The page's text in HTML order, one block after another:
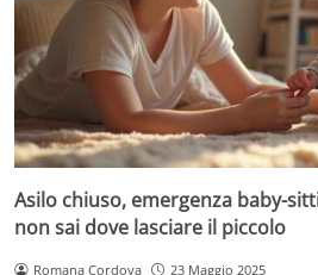
Asilo chiuso, emergenza baby-
non sai dove lasciare il piccolo
Romana Cordova 23 Maggio 2025